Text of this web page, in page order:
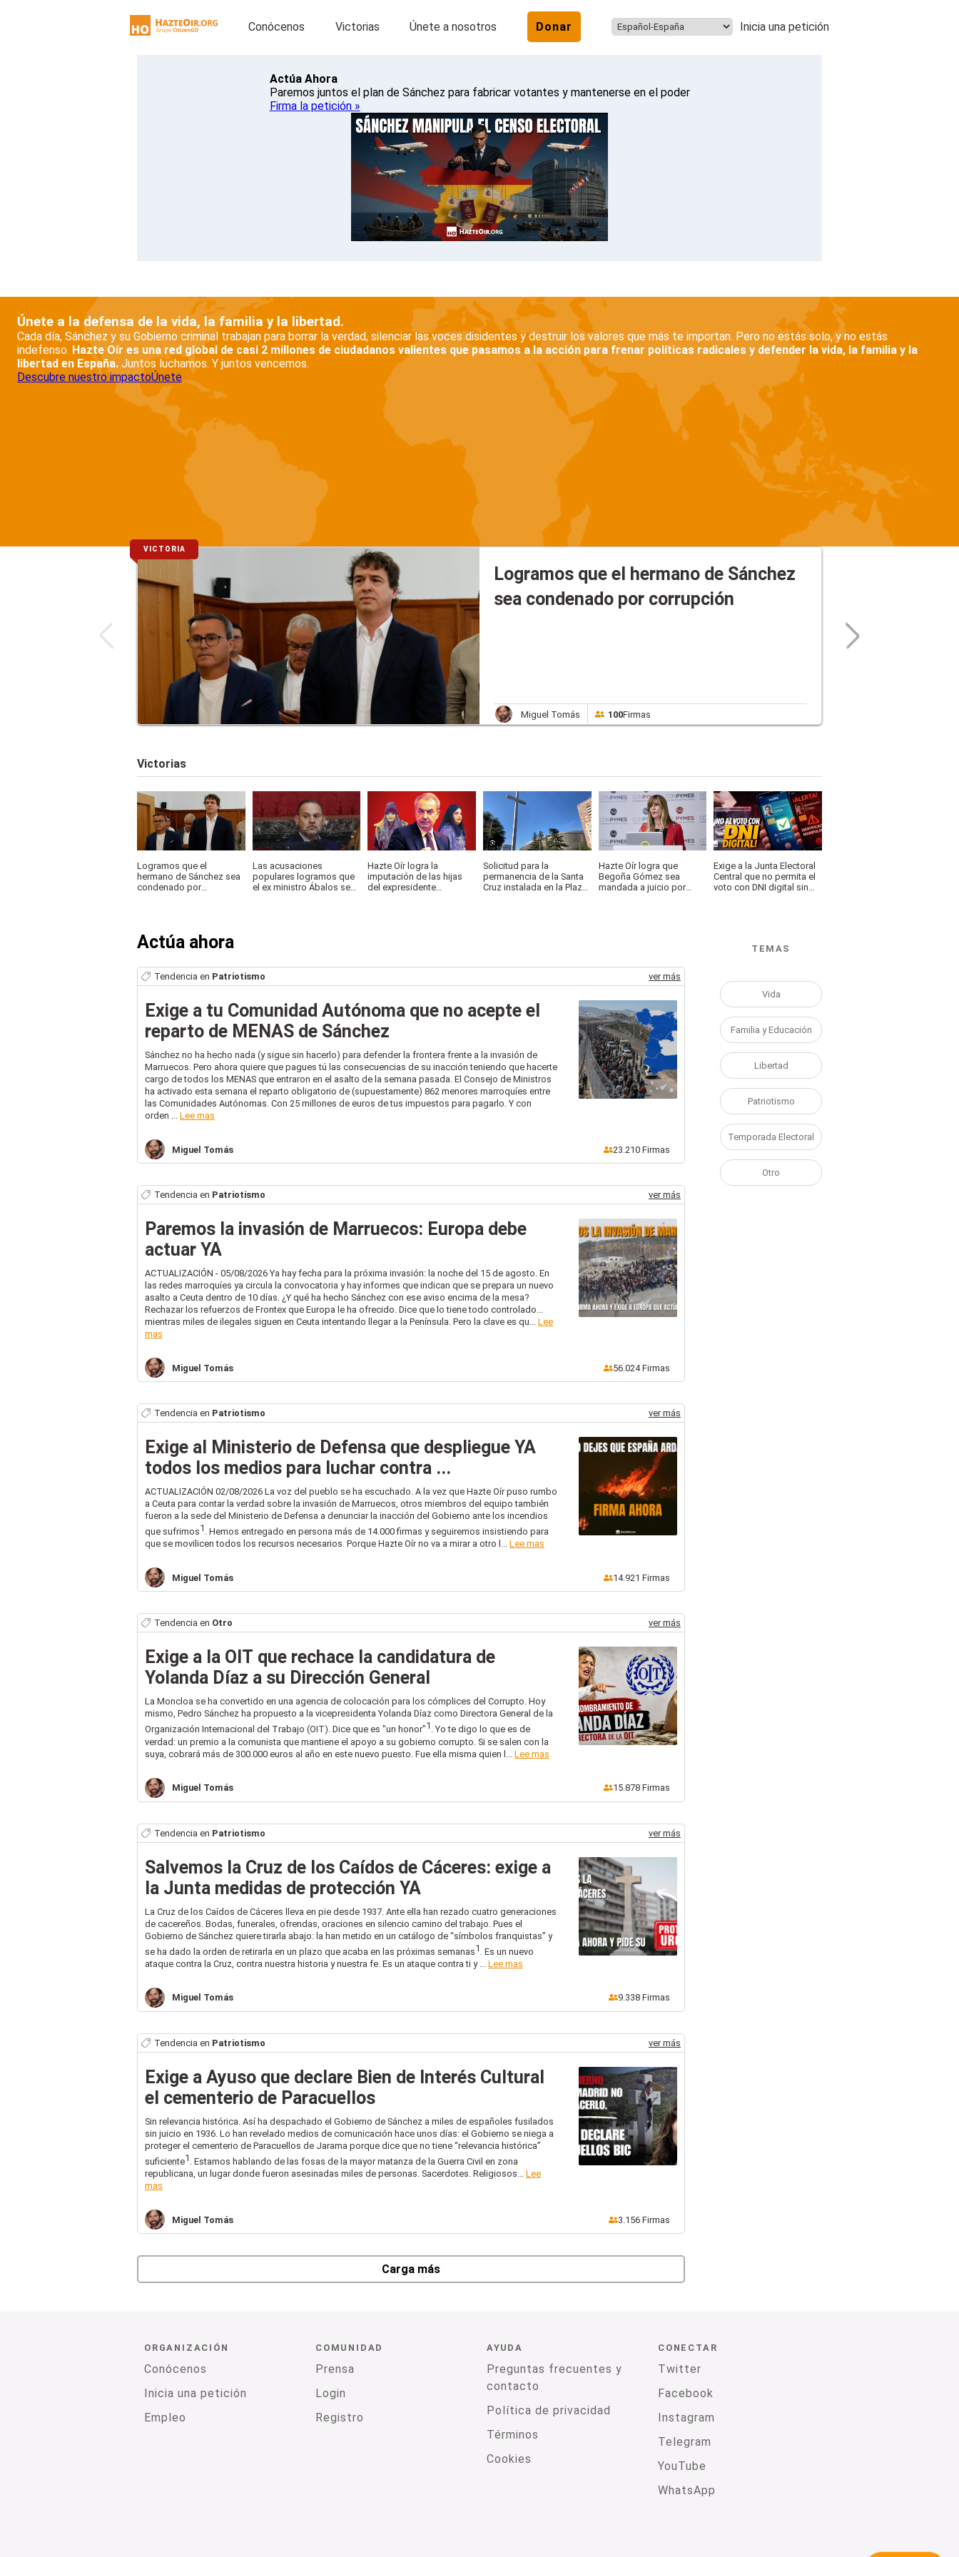
Conócenos Victorias Únete a nosotros Donar Inicia una petición
Actúa Ahora
Paremos juntos el plan de Sánchez para fabricar votantes y mantenerse en el poder
Firma la petición »
Únete a la defensa de la vida, la familia y la libertad.
Cada día, Sánchez y su Gobierno criminal trabajan para borrar la verdad, silenciar las voces disidentes y destruir los valores que más te importan. Pero no estás solo, y no estás
indefenso. Hazte Oír es una red global de casi 2 millones de ciudadanos valientes que pasamos a la acción para frenar políticas radicales y defender la vida, la familia y la
libertad en España. Juntos luchamos. Y juntos vencemos.
Descubre nuestro impactoÚnete
VICTORIA
Logramos que el hermano de Sánchez
sea condenado por corrupción
Miguel Tomás 100Firmas
Victorias
Logramos que el
hermano de Sánchez sea
condenado por
Las acusaciones
populares logramos que
el ex ministro Ábalos sea
Hazte Oír logra la
imputación de las hijas
del expresidente
Solicitud para la
permanencia de la Santa
Cruz instalada en la Plaza
Hazte Oír logra que
Begoña Gómez sea
mandada a juicio por
Exige a la Junta Electoral
Central que no permita el
voto con DNI digital sin
Actúa ahora
Tendencia en Patriotismo ver más
Exige a tu Comunidad Autónoma que no acepte el
reparto de MENAS de Sánchez
Sánchez no ha hecho nada (y sigue sin hacerlo) para defender la frontera frente a la invasión de
Marruecos. Pero ahora quiere que pagues tú las consecuencias de su inacción teniendo que hacerte
cargo de todos los MENAS que entraron en el asalto de la semana pasada. El Consejo de Ministros
ha activado esta semana el reparto obligatorio de (supuestamente) 862 menores marroquíes entre
las Comunidades Autónomas. Con 25 millones de euros de tus impuestos para pagarlo. Y con
orden ... Lee mas
Miguel Tomás 23.210 Firmas
Tendencia en Patriotismo ver más
Paremos la invasión de Marruecos: Europa debe
actuar YA
ACTUALIZACIÓN - 05/08/2026 Ya hay fecha para la próxima invasión: la noche del 15 de agosto. En
las redes marroquíes ya circula la convocatoria y hay informes que indican que se prepara un nuevo
asalto a Ceuta dentro de 10 días. ¿Y qué ha hecho Sánchez con ese aviso encima de la mesa?
Rechazar los refuerzos de Frontex que Europa le ha ofrecido. Dice que lo tiene todo controlado...
mientras miles de ilegales siguen en Ceuta intentando llegar a la Península. Pero la clave es qu... Lee
mas
Miguel Tomás 56.024 Firmas
Tendencia en Patriotismo ver más
Exige al Ministerio de Defensa que despliegue YA
todos los medios para luchar contra ...
ACTUALIZACIÓN 02/08/2026 La voz del pueblo se ha escuchado. A la vez que Hazte Oír puso rumbo
a Ceuta para contar la verdad sobre la invasión de Marruecos, otros miembros del equipo también
fueron a la sede del Ministerio de Defensa a denunciar la inacción del Gobierno ante los incendios
que sufrimos1 . Hemos entregado en persona más de 14.000 firmas y seguiremos insistiendo para
que se movilicen todos los recursos necesarios. Porque Hazte Oír no va a mirar a otro l... Lee mas
Miguel Tomás 14.921 Firmas
Tendencia en Otro ver más
Exige a la OIT que rechace la candidatura de
Yolanda Díaz a su Dirección General
La Moncloa se ha convertido en una agencia de colocación para los cómplices del Corrupto. Hoy
mismo, Pedro Sánchez ha propuesto a la vicepresidenta Yolanda Díaz como Directora General de la
Organización Internacional del Trabajo (OIT). Dice que es "un honor"1 . Yo te digo lo que es de
verdad: un premio a la comunista que mantiene el apoyo a su gobierno corrupto. Si se salen con la
suya, cobrará más de 300.000 euros al año en este nuevo puesto. Fue ella misma quien l... Lee mas
Miguel Tomás 15.878 Firmas
Tendencia en Patriotismo ver más
Salvemos la Cruz de los Caídos de Cáceres: exige a
la Junta medidas de protección YA
La Cruz de los Caídos de Cáceres lleva en pie desde 1937. Ante ella han rezado cuatro generaciones
de cacereños. Bodas, funerales, ofrendas, oraciones en silencio camino del trabajo. Pues el
Gobierno de Sánchez quiere tirarla abajo: la han metido en un catálogo de “símbolos franquistas” y
se ha dado la orden de retirarla en un plazo que acaba en las próximas semanas1 . Es un nuevo
ataque contra la Cruz, contra nuestra historia y nuestra fe. Es un ataque contra ti y ... Lee mas
Miguel Tomás 9.338 Firmas
Tendencia en Patriotismo ver más
Exige a Ayuso que declare Bien de Interés Cultural
el cementerio de Paracuellos
Sin relevancia histórica. Así ha despachado el Gobierno de Sánchez a miles de españoles fusilados
sin juicio en 1936. Lo han revelado medios de comunicación hace unos días: el Gobierno se niega a
proteger el cementerio de Paracuellos de Jarama porque dice que no tiene “relevancia histórica”
suficiente1 . Estamos hablando de las fosas de la mayor matanza de la Guerra Civil en zona
republicana, un lugar donde fueron asesinadas miles de personas. Sacerdotes. Religiosos... Lee
mas
Miguel Tomás 3.156 Firmas
Carga más
TEMAS
Vida
Familia y Educación
Libertad
Patriotismo
Temporada Electoral
Otro
ORGANIZACIÓN
Conócenos
Inicia una petición
Empleo
COMUNIDAD
Prensa
Login
Registro
AYUDA
Preguntas frecuentes y
contacto
Política de privacidad
Términos
Cookies
CONECTAR
Twitter
Facebook
Instagram
Telegram
YouTube
WhatsApp